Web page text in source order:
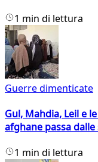
1 min di lettura
Guerre dimenticate
Gul, Mahdia, Leil e
afghane passa
1 min di lettura